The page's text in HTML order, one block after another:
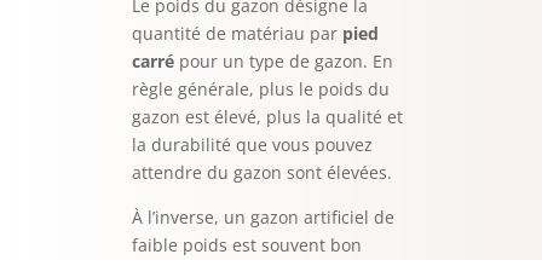
Le poids du gazon désigne la
quantité de matériau par pied
carrépour un type de gazon. En
règle générale, plus le poids du
gazon est élevé, plus la qualité et
la durabilité que vous pouvez
attendre du gazon sont élevées.
À l’inverse, un gazon artificiel de
faible poids est souvent bon